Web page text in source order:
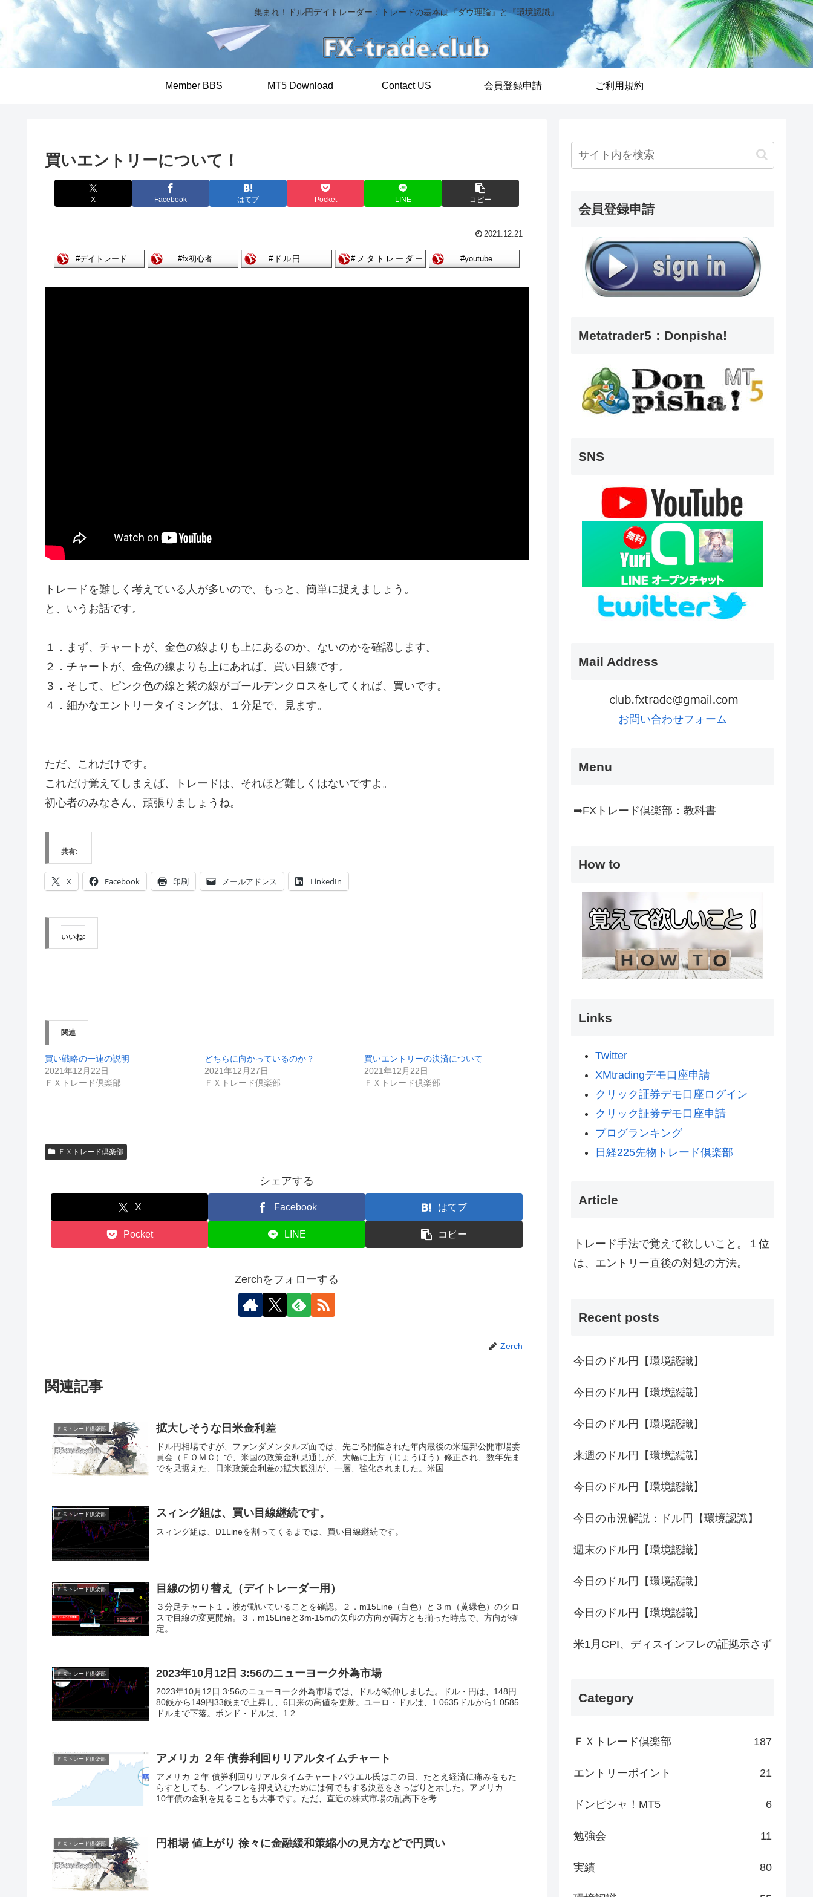
集まれ！ドル円デイトレーダー：トレードの基本は『ダウ理論』と『環境認識』
Member BBS MT5 Download Contact US 会員登録申請 ご利用規約
買いエントリーについて！
X Facebook はてブ Pocket LINE コピー
2021.12.21
トレードを難しく考えている人が多いので、もっと、簡単に捉えましょう。
と、いうお話です。
１．まず、チャートが、金色の線よりも上にあるのか、ないのかを確認します。
２．チャートが、金色の線よりも上にあれば、買い目線です。
３．そして、ピンク色の線と紫の線がゴールデンクロスをしてくれば、買いです。
４．細かなエントリータイミングは、１分足で、見ます。
ただ、これだけです。
これだけ覚えてしまえば、トレードは、それほど難しくはないですよ。
初心者のみなさん、頑張りましょうね。
共有:
X Facebook 印刷 メールアドレス LinkedIn
いいね:
関連
買い戦略の一連の説明
2021年12月22日
ＦＸトレード倶楽部
どちらに向かっているのか？
2021年12月27日
ＦＸトレード倶楽部
買いエントリーの決済について
2021年12月22日
ＦＸトレード倶楽部
ＦＸトレード倶楽部
シェアする
X Facebook はてブ
Pocket LINE コピー
Zerchをフォローする
Zerch
関連記事
ＦＸトレード倶楽部 拡大しそうな日米金利差
ドル円相場ですが、ファンダメンタルズ面では、先ごろ開催された年内最後の米連邦公開市場委
員会（ＦＯＭＣ）で、米国の政策金利見通しが、大幅に上方（じょうほう）修正され、数年先ま
でを見据えた、日米政策金利差の拡大観測が、一層、強化されました。米国...
ＦＸトレード倶楽部 スィング組は、買い目線継続です。
スィング組は、D1Lineを割ってくるまでは、買い目線継続です。
ＦＸトレード倶楽部 目線の切り替え（デイトレーダー用）
３分足チャート１．波が動いていることを確認。２．m15Line（白色）と３ｍ（黄緑色）のクロ
スで目線の変更開始。３．m15Lineと3m-15mの矢印の方向が両方とも揃った時点で、方向が確
定。
ＦＸトレード倶楽部 2023年10月12日 3:56のニューヨーク外為市場
2023年10月12日 3:56のニューヨーク外為市場では、ドルが続伸しました。ドル・円は、148円
80銭から149円33銭まで上昇し、6日来の高値を更新。ユーロ・ドルは、1.0635ドルから1.0585
ドルまで下落。ポンド・ドルは、1.2...
ＦＸトレード倶楽部 アメリカ ２年 債券利回りリアルタイムチャート
アメリカ ２年 債券利回りリアルタイムチャートパウエル氏はこの日、たとえ経済に痛みをもた
らすとしても、インフレを抑え込むためには何でもする決意をきっぱりと示した。アメリカ
10年債の金利を見ることも大事です。ただ、直近の株式市場の乱高下を考...
ＦＸトレード倶楽部 円相場 値上がり 徐々に金融緩和策縮小の見方などで円買い
会員登録申請
Metatrader5：Donpisha!
SNS
Mail Address
お問い合わせフォーム
Menu
➡FXトレード倶楽部：教科書
How to
Links
Twitter
XMtradingデモ口座申請
クリック証券デモ口座ログイン
クリック証券デモ口座申請
ブログランキング
日経225先物トレード倶楽部
Article
トレード手法で覚えて欲しいこと。１位
は、エントリー直後の対処の方法。
Recent posts
今日のドル円【環境認識】
今日のドル円【環境認識】
今日のドル円【環境認識】
来週のドル円【環境認識】
今日のドル円【環境認識】
今日の市況解説：ドル円【環境認識】
週末のドル円【環境認識】
今日のドル円【環境認識】
今日のドル円【環境認識】
米1月CPI、ディスインフレの証拠示さず
Category
ＦＸトレード倶楽部 187
エントリーポイント 21
ドンピシャ！MT5 6
勉強会 11
実績 80